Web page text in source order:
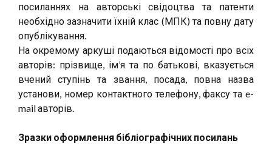
посиланнях на авторські свідоцтва та патенти
необхідно зазначити їхній клас (МПК) та повну дату
опублікування.
На окремому аркуші подаються відомості про всіх
авторів: прізвище, ім’я та по батькові, вказується
вчений ступінь та звання, посада, повна назва
установи, номер контактного телефону, факсу та e-
mail авторів.
Зразки оформлення бібліографічних посилань